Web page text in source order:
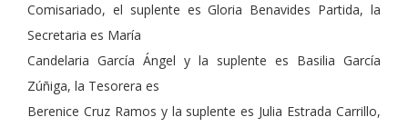
Comisariado, el suplente es Gloria Benavides Partida, la
Secretaria es María
Candelaria García Ángel y la suplente es Basilia García
Zúñiga, la Tesorera es
Berenice Cruz Ramos y la suplente es Julia Estrada Carrillo,